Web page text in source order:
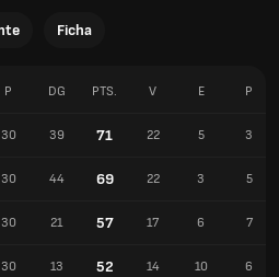
Ficha
P DG PTS. V E P
30 39 71 22 5 3
30 44 69 22 3 5
30 21 57 17 6 7
30 13 52 14 10 6